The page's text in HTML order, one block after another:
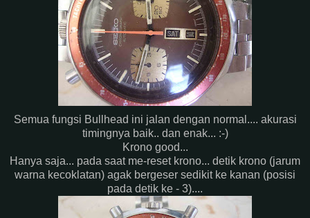
Semua fungsi Bullhead ini jalan dengan normal.... akurasi
timingnya baik.. dan enak... :-)
Krono good...
Hanya saja... pada saat me-reset krono... detik krono (jarum
warna kecoklatan) agak bergeser sedikit ke kanan (posisi
pada detik ke - 3)....